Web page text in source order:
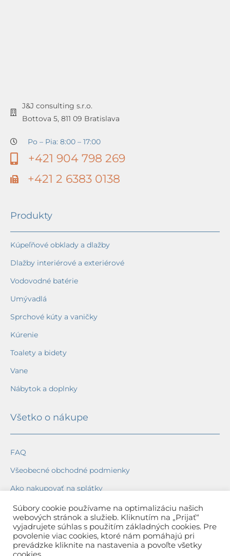
J&J consulting s.r.o.
Bottova 5, 811 09 Bratislava
Po – Pia: 8:00 – 17:00
+421 904 798 269
+421 2 6383 0138
Produkty
Kúpeľňové obklady a dlažby
Dlažby interiérové a exteriérové
Vodovodné batérie
Umývadlá
Sprchové kúty a vaničky
Kúrenie
Toalety a bidety
Vane
Nábytok a doplnky
Všetko o nákupe
FAQ
Všeobecné obchodné podmienky
Ako nakupovať na splátky
Ochrana osobných údajov
Reklamačný poriadok
Spôsob a cena dopravy
Súbory cookie používame na optimalizáciu našich
webových stránok a služieb. Kliknutím na „Prijať“
vyjadrujete súhlas s použitím základných cookies. Pre
povolenie viac cookies, ktoré nám pomáhajú pri
prevádzke kliknite na nastavenia a povoľte všetky